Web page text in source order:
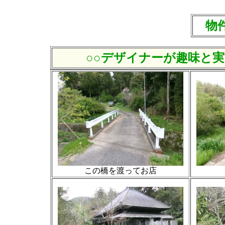
物
○○デザイナーが趣味と
この橋を渡ってお店